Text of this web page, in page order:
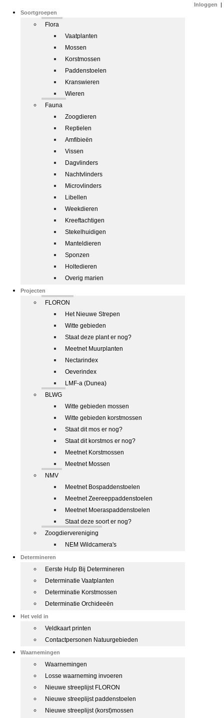
Soortgroepen
Flora
Vaatplanten
Mossen
Korstmossen
Paddenstoelen
Kranswieren
Wieren
Fauna
Zoogdieren
Reptielen
Amfibieën
Vissen
Dagvlinders
Nachtvlinders
Microvlinders
Libellen
Weekdieren
Kreeftachtigen
Stekelhuidigen
Manteldieren
Sponzen
Holtedieren
Overig marien
Projecten
FLORON
Het Nieuwe Strepen
Witte gebieden
Staat deze plant er nog?
Meetnet Muurplanten
Nectarindex
Oeverindex
LMF-a (Dunea)
BLWG
Witte gebieden mossen
Witte gebieden korstmossen
Staat dit mos er nog?
Staat dit korstmos er nog?
Meetnet Korstmossen
Meetnet Mossen
NMV
Meetnet Bospaddenstoelen
Meetnet Zeereeppaddenstoelen
Meetnet Moeraspaddenstoelen
Staat deze soort er nog?
Zoogdiervereniging
NEM Wildcamera's
Determineren
Eerste Hulp Bij Determineren
Determinatie Vaatplanten
Determinatie Korstmossen
Determinatie Orchideeën
Het veld in
Veldkaart printen
Contactpersonen Natuurgebieden
Waarnemingen
Waarnemingen
Losse waarneming invoeren
Nieuwe streeplijst FLORON
Nieuwe streeplijst paddenstoelen
Nieuwe streeplijst (korst)mossen
Inloggen |